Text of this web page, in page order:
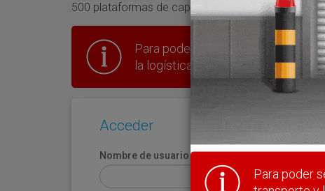
500 plataformas de capacidad, que escalarán
Para poder seguir leyendo hay
la logística en España.
Acceder
Nombre de usuario
Para poder